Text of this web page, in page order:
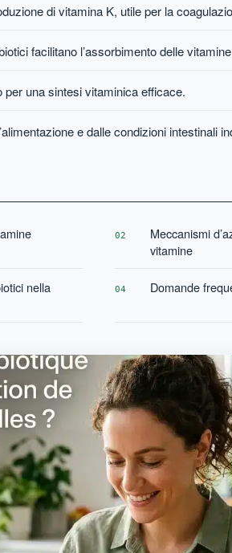
di vitamina K, utile per la
facilitano l’assorbimento delle
una sintesi vitaminica efficace.
e dalle condizioni intestinali
02
Meccanismi
vitamine
nella
04 Domande